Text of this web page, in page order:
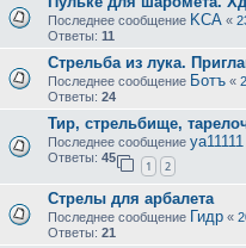
Последнее сообщение KCA «
Ответы: 11
Стрельба из лука.
Последнее сообщение Ботъ «
Ответы: 24
Тир, стрельбище,
Последнее сообщение ya11111
Ответы: 45
1 2
Стрелы для арбалета
Последнее сообщение Гидр «
Ответы: 21